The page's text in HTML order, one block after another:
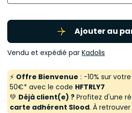
Ajouter au
Vendu et expédié par Kadolis
⚡ Offre Bienvenue : -10% sur
50€* avec le code HFTRLY7
💚 Déjà client(e) ? Profitez d'une
carte adhérent Slood. À